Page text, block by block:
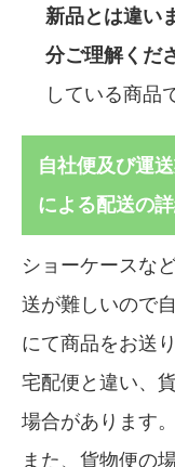
新品とは違い
分ご理解くだ
している商品
自社便及び運
による配送の
ショーケースな
送が難しいので
にて商品をお送
宅配便と違い、
場合があります。
また、貨物便の